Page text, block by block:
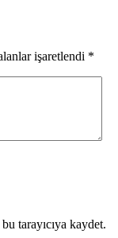
işaretlendi *
tarayıcıya kaydet.